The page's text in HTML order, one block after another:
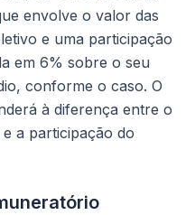
envolve o valor das
e uma participação
em 6% sobre o seu
conforme o caso. O
à diferença entre o
a participação do